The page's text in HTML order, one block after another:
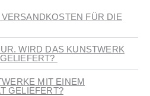
FÜR DIE
WIRD DAS KUNSTWERK
MIT EINEM
GELIEFERT?